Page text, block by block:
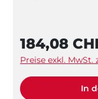
184,08
Preise exkl. MwSt.
In